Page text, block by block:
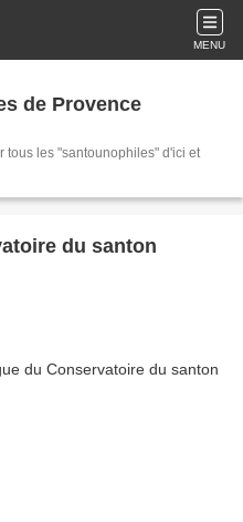
MENU
de Provence
du santon